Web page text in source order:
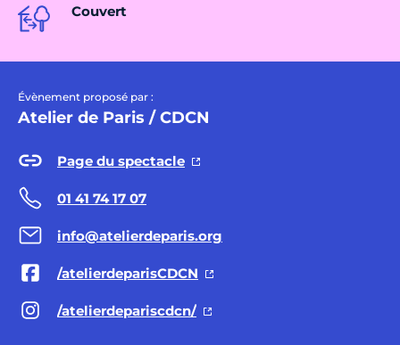
Couvert
Évènement proposé par :
Atelier de Paris / CDCN
Page du spectacle
01 41 74 17 07
info@atelierdeparis.org
/atelierdeparisCDCN
/atelierdepariscdcn/